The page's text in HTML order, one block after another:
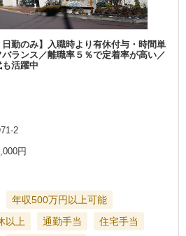
日勤のみ】入職時より有休付与・時間単
ランス／離職率５％で定着率が高い／
活躍中
2
円
年収500万円以上可能
以上 通勤手当
住宅手当